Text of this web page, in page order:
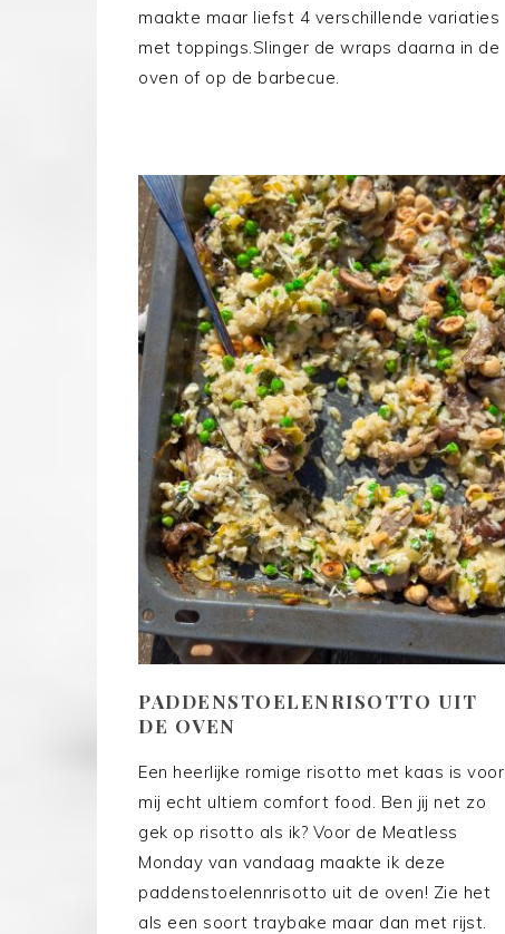
maakte maar liefst 4 verschillende variaties
met toppings.Slinger de wraps daarna in de
oven of op de barbecue.
PADDENSTOELENRISOTTO UIT
DE OVEN
Een heerlijke romige risotto met kaas is voor
mij echt ultiem comfort food. Ben jij net zo
gek op risotto als ik? Voor de Meatless
Monday van vandaag maakte ik deze
paddenstoelennrisotto uit de oven! Zie het
als een soort traybake maar dan met rijst.